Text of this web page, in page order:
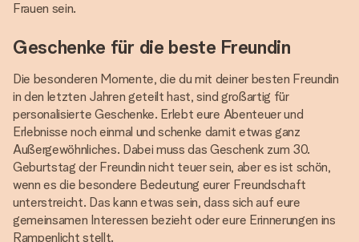
Frauen sein.
Geschenke für die beste Freundin
Die besonderen Momente, die du mit deiner besten Freundin
in den letzten Jahren geteilt hast, sind großartig für
personalisierte Geschenke. Erlebt eure Abenteuer und
Erlebnisse noch einmal und schenke damit etwas ganz
Außergewöhnliches. Dabei muss das Geschenk zum 30.
Geburtstag der Freundin nicht teuer sein, aber es ist schön,
wenn es die besondere Bedeutung eurer Freundschaft
unterstreicht. Das kann etwas sein, dass sich auf eure
gemeinsamen Interessen bezieht oder eure Erinnerungen ins
Rampenlicht stellt.